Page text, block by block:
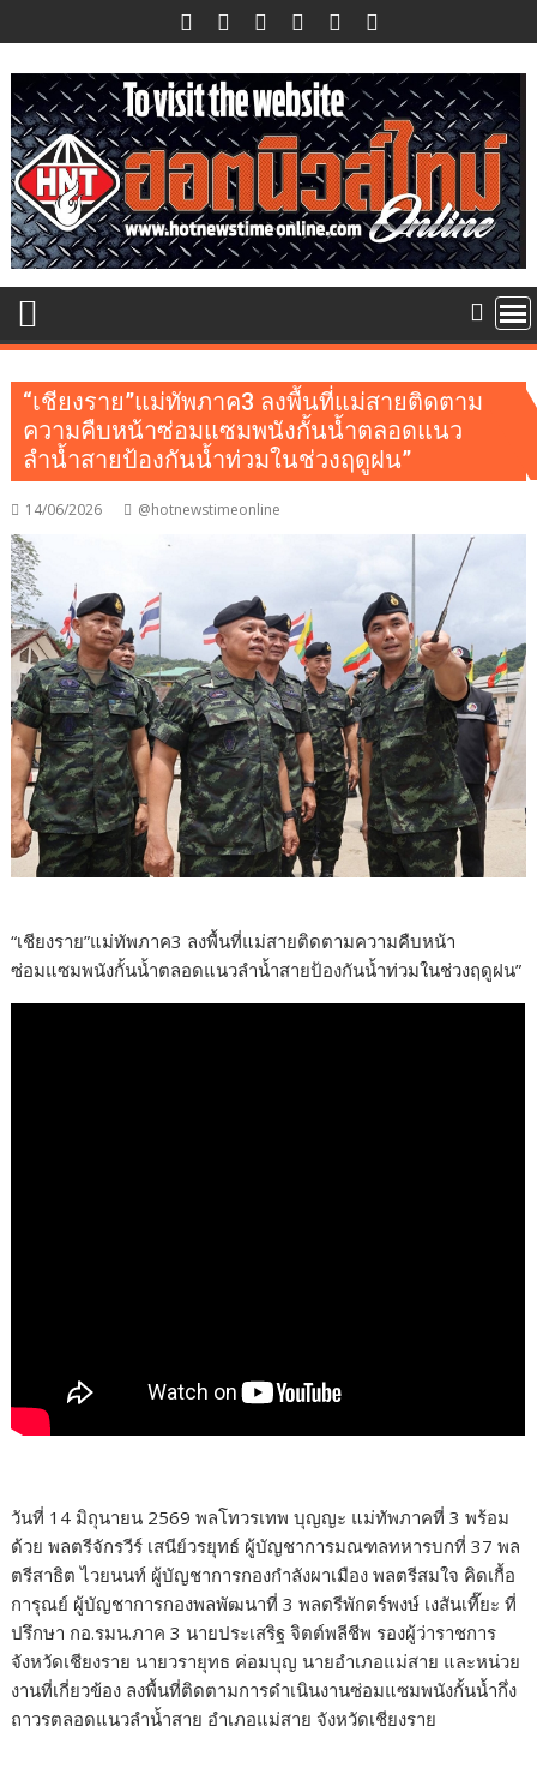
to
content
“เชียงราย”แม่ทัพภาค3 ลงพื้นที่แม่สายติดตาม
ความคืบหน้าซ่อมแซมพนังกั้นน้ำตลอดแนว
ลำน้ำสายป้องกันน้ำท่วมในช่วงฤดูฝน”
14/06/2026 @hotnewstimeonline
“เชียงราย”แม่ทัพภาค3 ลงพื้นที่แม่สายติดตามความคืบหน้า
ซ่อมแซมพนังกั้นน้ำตลอดแนวลำน้ำสายป้องกันน้ำท่วมในช่วงฤดูฝน”
วันที่ 14 มิถุนายน 2569 พลโทวรเทพ บุญญะ แม่ทัพภาคที่ 3 พร้อม
ด้วย พลตรีจักรวีร์ เสนีย์วรยุทธ์ ผู้บัญชาการมณฑลทหารบกที่ 37 พล
ตรีสาธิต ไวยนนท์ ผู้บัญชาการกองกำลังผาเมือง พลตรีสมใจ คิดเกื้อ
การุณย์ ผู้บัญชาการกองพลพัฒนาที่ 3 พลตรีพักตร์พงษ์ เงสันเที๊ยะ ที่
ปรึกษา กอ.รมน.ภาค 3 นายประเสริฐ จิตต์พลีชีพ รองผู้ว่าราชการ
จังหวัดเชียงราย นายวรายุทธ ค่อมบุญ นายอำเภอแม่สาย และหน่วย
งานที่เกี่ยวข้อง ลงพื้นที่ติดตามการดำเนินงานซ่อมแซมพนังกั้นน้ำกึ่ง
ถาวรตลอดแนวลำน้ำสาย อำเภอแม่สาย จังหวัดเชียงราย